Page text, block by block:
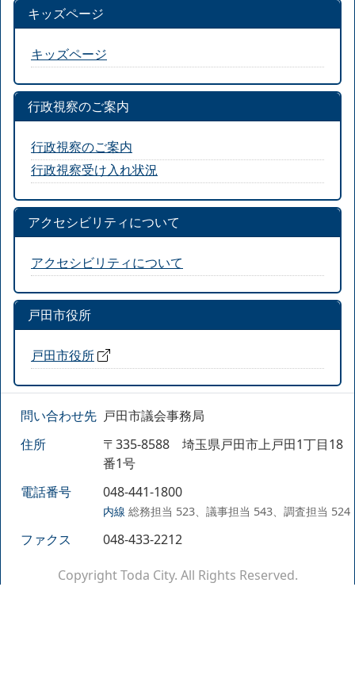
キッズページ
キッズページ
行政視察のご案内
行政視察のご案内
行政視察受け入れ状況
アクセシビリティについて
アクセシビリティについて
戸田市役所
戸田市役所
問い合わせ先 戸田市議会事務局
住所
〒335-8588 埼玉県戸田市上戸田1丁目18
番1号
電話番号
048-441-1800
内線 総務担当 523、議事担当 543、調査担当 524
ファクス 048-433-2212
Copyright Toda City. All Rights Reserved.